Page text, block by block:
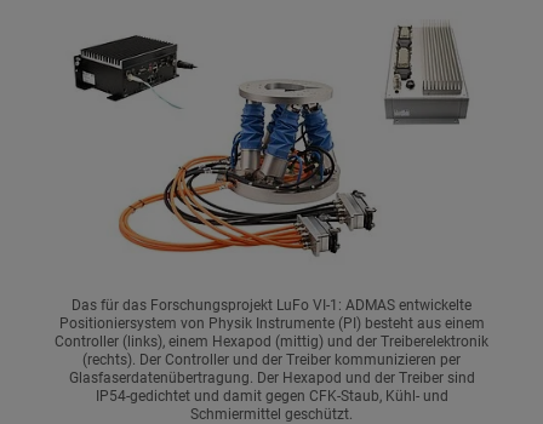
Das für das Forschungsprojekt LuFo VI-1: ADMAS entwickelte
Positioniersystem von Physik Instrumente (PI) besteht aus einem
Controller (links), einem Hexapod (mittig) und der Treiberelektronik
(rechts). Der Controller und der Treiber kommunizieren per
Glasfaserdatenübertragung. Der Hexapod und der Treiber sind
IP54-gedichtet und damit gegen CFK-Staub, Kühl- und
Schmiermittel geschützt.